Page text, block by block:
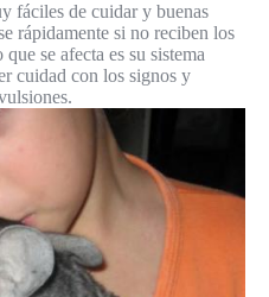
fáciles de cuidar y buenas
rápidamente si no reciben los
se afecta es su sistema
cuidad con los signos y